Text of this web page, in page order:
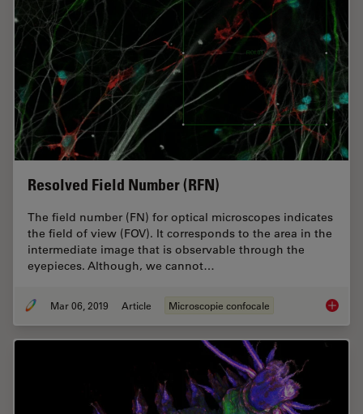
Resolved Field Number (RFN)
The field number (FN) for optical microscopes indicates
the field of view (FOV). It corresponds to the area in the
intermediate image that is observable through the
eyepieces. Although, we cannot…
Mar 06, 2019 Article Microscopie confocale